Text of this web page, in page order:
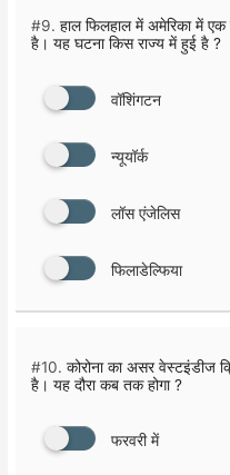
#9. हाल फिलहाल में अमेरिका में
है। यह घटना किस राज्य में हुई है ?
वाॅशिंगटन
न्यूयॉर्क
लाॅस एंजेलिस
फिलाडेल्फिया
#10. कोरोना का असर वेस्टइंडीज
है। यह दौरा कब तक होगा ?
फरवरी में